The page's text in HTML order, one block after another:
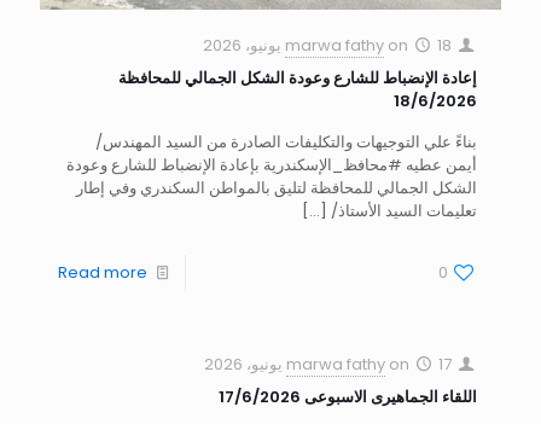
marwa fathy on
18 يونيو، 2026
إعادة الإنضباط للشارع وعودة الشكل الجمالي للمحافظة
18/6/2026
بناءً علي التوجيهات والتكليفات الصادرة من السيد المهندس/
أيمن عطيه #محافظ_الإسكندرية بإعادة الإنضباط للشارع وعودة
الشكل الجمالي للمحافظة لتليق بالمواطن السكندري وفي إطار
تعليمات السيد الأستاذ/ […]
0
Read more
marwa fathy on
17 يونيو، 2026
اللقاء الجماهيرى الاسبوعى 17/6/2026